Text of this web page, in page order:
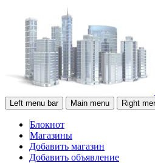
Left menu bar Main menu Right
Блокнот
Магазины
Добавить магазин
Добавить объявление